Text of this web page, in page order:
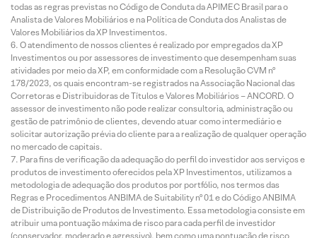
todas as regras previstas no Código de Conduta da APIMEC Brasil para o
Analista de Valores Mobiliários e na Política de Conduta dos Analistas de
Valores Mobiliários da XP Investimentos.
O atendimento de nossos clientes é realizado por empregados da XP
Investimentos ou por assessores de investimento que desempenham suas
atividades por meio da XP, em conformidade com a Resolução CVM nº
178/2023, os quais encontram-se registrados na Associação Nacional das
Corretoras e Distribuidoras de Títulos e Valores Mobiliários – ANCORD. O
assessor de investimento não pode realizar consultoria, administração ou
gestão de patrimônio de clientes, devendo atuar como intermediário e
solicitar autorização prévia do cliente para a realização de qualquer operação
no mercado de capitais.
Para fins de verificação da adequação do perfil do investidor aos serviços e
produtos de investimento oferecidos pela XP Investimentos, utilizamos a
metodologia de adequação dos produtos por portfólio, nos termos das
Regras e Procedimentos ANBIMA de Suitability nº 01 e do Código ANBIMA
de Distribuição de Produtos de Investimento. Essa metodologia consiste em
atribuir uma pontuação máxima de risco para cada perfil de investidor
(conservador, moderado e agressivo), bem como uma pontuação de risco